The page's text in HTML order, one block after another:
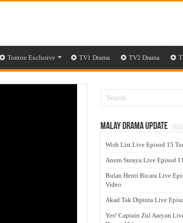
Tonton Exclusive TV1 Drama TV2 Drama
Malay Drama Update
Wish List Live Episod 15
Anom Suraya Live Episod
Bulan Henti Bicara Live
Video
Akad Tak Dipinta Live
Yes! Captain Zul Aaryan